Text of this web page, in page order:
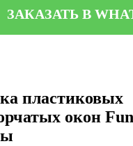
ЗАКАЗАТЬ В
пластиковых
окон